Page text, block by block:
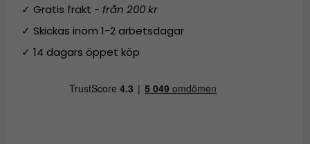
✓ Gratis frakt -från 200 kr
✓ Skickas inom 1-2 arbetsdagar
✓ 14 dagars öppet köp